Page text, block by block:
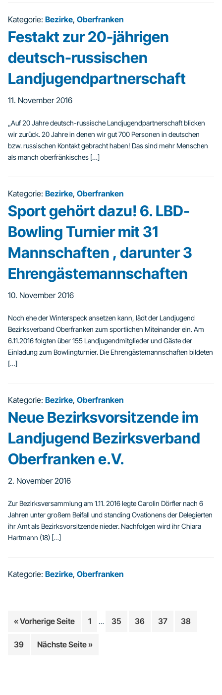
Kategorie: Bezirke, Oberfranken
Festakt zur 20-jährigen
deutsch-russischen
Landjugendpartnerschaft
11. November 2016
„Auf 20 Jahre deutsch-russische Landjugendpartnerschaft blicken
wir zurück. 20 Jahre in denen wir gut 700 Personen in deutschen
bzw. russischen Kontakt gebracht haben! Das sind mehr Menschen
als manch oberfränkisches […]
Kategorie: Bezirke, Oberfranken
Sport gehört dazu! 6. LBD-
Bowling Turnier mit 31
Mannschaften , darunter 3
Ehrengästemannschaften
10. November 2016
Noch ehe der Winterspeck ansetzen kann, lädt der Landjugend
Bezirksverband Oberfranken zum sportlichen Miteinander ein. Am
6.11.2016 folgten über 155 Landjugendmitglieder und Gäste der
Einladung zum Bowlingturnier. Die Ehrengästemannschaften bildeten
[…]
Kategorie: Bezirke, Oberfranken
Neue Bezirksvorsitzende im
Landjugend Bezirksverband
Oberfranken e.V.
2. November 2016
Zur Bezirksversammlung am 1.11. 2016 legte Carolin Dörfler nach 6
Jahren unter großem Beifall und standing Ovationens der Delegierten
ihr Amt als Bezirksvorsitzende nieder. Nachfolgen wird ihr Chiara
Hartmann (18) […]
Kategorie: Bezirke, Oberfranken
« Vorherige Seiteaufrufen
Seite
1
Zwischenseiten
… Seite
35 Seite
36 Seite
37 Seite
38
Seite
39 Nächste Seiteaufrufen
»